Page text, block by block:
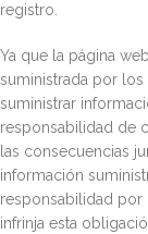
registro.
Ya que la página
suministrada por
suministrar
responsabilidad de
las consecuencias
información
responsabilidad
infrinja esta